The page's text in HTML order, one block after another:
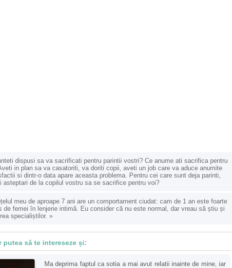
dispusi sa va sacrificati pentru parintii vostri? Ce anume ati sacrifica pentru
in plan sa va casatoriti, va doriti copii, aveti un job care va aduce anumite
si dintr-o data apare aceasta problema. Pentru cei care sunt deja parinti,
asteptari de la copilul vostru sa se sacrifice pentru voi?
meu de aproape 7 ani are un comportament ciudat: cam de 1 an este foarte
de femei în lenjerie intimă. Eu consider că nu este normal, dar vreau să știu și
specialiștilor. »
putea să te intereseze și:
Ma deprima faptul ca sotia a mai avut relatii inainte de mine, iar